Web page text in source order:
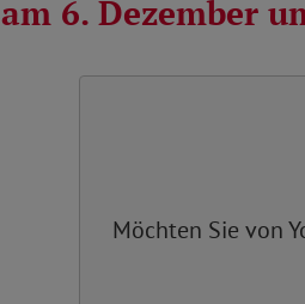
am 6. Dezember
Möchten Sie von